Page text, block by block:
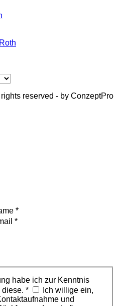
reserved - by ConzeptPro
*
*
diese. *
Ich willige ein,
und